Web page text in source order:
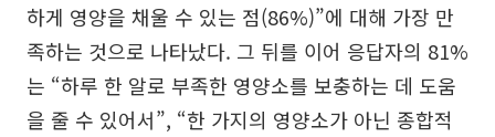
하게 영양을 채울 수 있는 점(86%)”에 대해 가장 만
족하는 것으로 나타났다. 그 뒤를 이어 응답자의 81%
는 “하루 한 알로 부족한 영양소를 보충하는 데 도움
을 줄 수 있어서”, “한 가지의 영양소가 아닌 종합적